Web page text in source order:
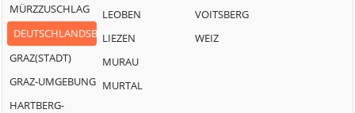
MÜRZZUSCHLAG
DEUTSCHLANDSBERG
GRAZ(STADT)
GRAZ-UMGEBUNG
HARTBERG-
LEOBEN
LIEZEN
MURAU
MURTAL
VOITSBERG
WEIZ